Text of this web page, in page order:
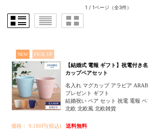
1 / 1ページ （全3件）
NEW PICK UP
【結婚式 電報 ギフト】祝電付き
カップペアセット
名入れ マグカップ アラビア
プレゼント ギフト
結婚祝い ペア セット 祝電 電報
北欧 北欧風 北欧雑貨
価格： 9,180円(税込) 送料無料